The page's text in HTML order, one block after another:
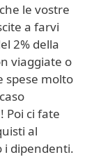
le vostre
a farvi
2% della
viaggiate o
spese molto
! Poi ci fate
al
i dipendenti.